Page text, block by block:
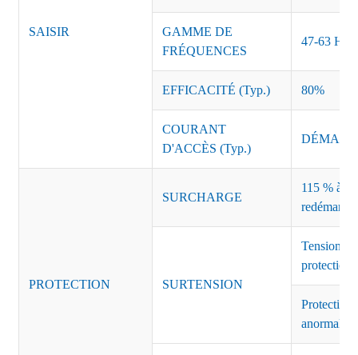
SAISIR
GAMME DE
FRÉQUENCES
47-63 Hz
EFFICACITÉ (Typ.) 80%
COURANT
D'ACCÈS (Typ.)
PROTECTION
SURCHARGE
115 % à
SURTENSION
Tension
protection
Protection
anormales